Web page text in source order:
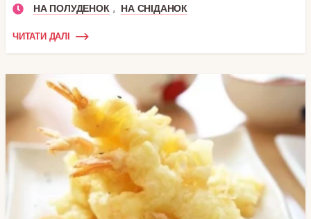
НА ПОЛУДЕНОК , НА СНІДАНОК
ЧИТАТИ ДАЛІ